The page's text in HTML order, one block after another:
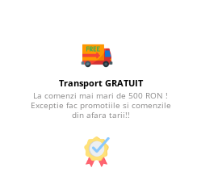
Transport GRATUIT
La comenzi mai mari de 500 RON !
Exceptie fac promotiile si comenzile
din afara tarii!!